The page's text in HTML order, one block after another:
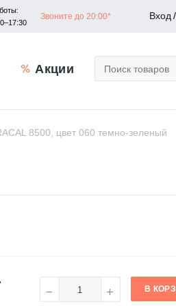
Звоните до 20:00* Вход /
Акции
8500, цвет 060 темно-зеленый
В